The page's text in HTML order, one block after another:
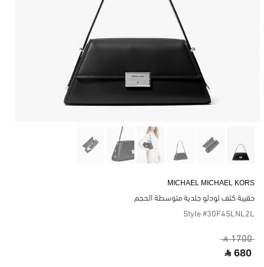
MICHAEL MICHAEL KORS
حقيبة كتف لودلو جلدية متوسطة الحجم
Style #30F4SLNL2L
‎ ⃁ 1700 ‎
‎ ⃁ 680 ‎